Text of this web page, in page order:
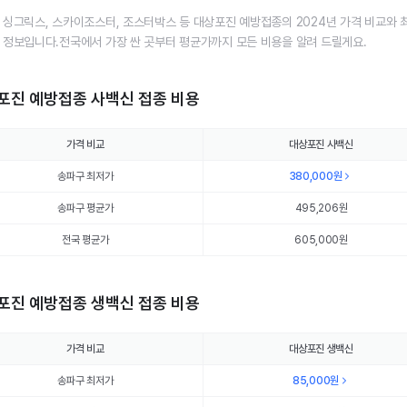
싱그릭스, 스카이조스터, 조스터박스 등 대상포진 예방접종의 2024년 가격 비교와
보입니다.전국에서 가장 싼 곳부터 평균가까지 모든 비용을 알려 드릴게요.
진 예방접종 사백신 접종 비용
가격 비교 대상포진 사백신
송파구 최저가 380,000원
송파구 평균가 495,206원
전국 평균가 605,000원
진 예방접종 생백신 접종 비용
가격 비교 대상포진 생백신
송파구 최저가 85,000원